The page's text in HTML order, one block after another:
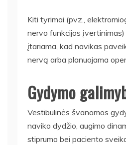
Kiti tyrimai (pvz.,
nervo funkcijos įvertinimas)
įtariama, kad navikas
nervą arba planuojama
Gydymo
Vestibulinės švanomos
naviko dydžio, augimo
stiprumo bei paciento